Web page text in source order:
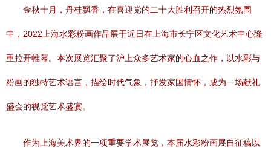
金秋十月，丹桂飘香，在喜迎党的二十大胜利召开的热烈氛围
中，2022上海水彩粉画作品展于近日在上海市长宁区文化艺术中心隆
重拉开帷幕。本次展览汇聚了沪上众多艺术家的心血之作，以水彩与
粉画的独特艺术语言，描绘时代气象，抒发家国情怀，成为一场献礼
盛会的视觉艺术盛宴。
作为上海美术界的一项重要学术展览，本届水彩粉画展自征稿以